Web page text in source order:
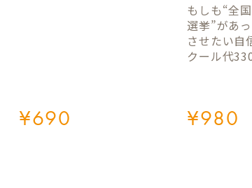
¥690 ¥980
もしも“全
選挙”があ
させたい自
クール代